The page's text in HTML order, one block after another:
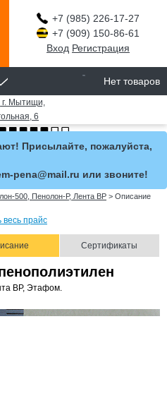
+7 (985) 226-17-27
+7 (909) 150-86-61
Вход Регистрация
Нет товаров
Мытищи,
6
Присылайте, пожалуйста,
pena@mail.ru или звоните!
500, Пенолон-Р, Лента ВР > Описание
весь прайс
Сертификаты
ВР, Этафом.